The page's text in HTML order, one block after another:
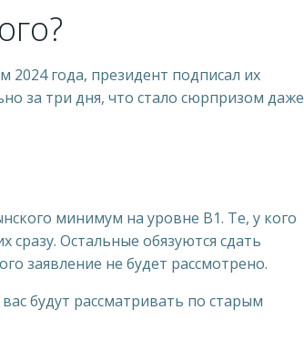
года, президент подписал их
за три дня, что стало сюрпризом даже
минимум на уровне B1. Те, у кого
Остальные обязуются сдать
заявление не будет рассмотрено.
будут рассматривать по старым